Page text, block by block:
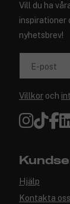
Vill du ha
inspirationer
nyhetsbrev!
E-post
Villkor och
Hjälp
Kontakta oss